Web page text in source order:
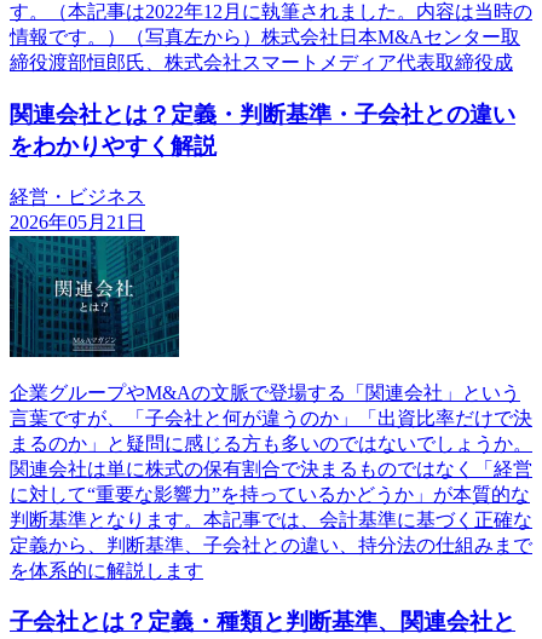
す。（本記事は2022年12月に執筆されました。内容は当時の
情報です。）（写真左から）株式会社日本M&Aセンター取
締役渡部恒郎氏、株式会社スマートメディア代表取締役成
関連会社とは？定義・判断基準・子会社との違い
をわかりやすく解説
経営・ビジネス
2026年05月21日
企業グループやM&Aの文脈で登場する「関連会社」という
言葉ですが、「子会社と何が違うのか」「出資比率だけで決
まるのか」と疑問に感じる方も多いのではないでしょうか。
関連会社は単に株式の保有割合で決まるものではなく「経営
に対して“重要な影響力”を持っているかどうか」が本質的な
判断基準となります。本記事では、会計基準に基づく正確な
定義から、判断基準、子会社との違い、持分法の仕組みまで
を体系的に解説します
子会社とは？定義・種類と判断基準、関連会社と